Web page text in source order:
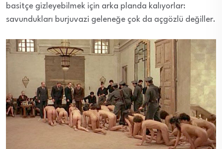
basitçe gizleyebilmek için arka planda kalıyorlar:
savundukları burjuvazi geleneğe çok da açgözlü değiller.